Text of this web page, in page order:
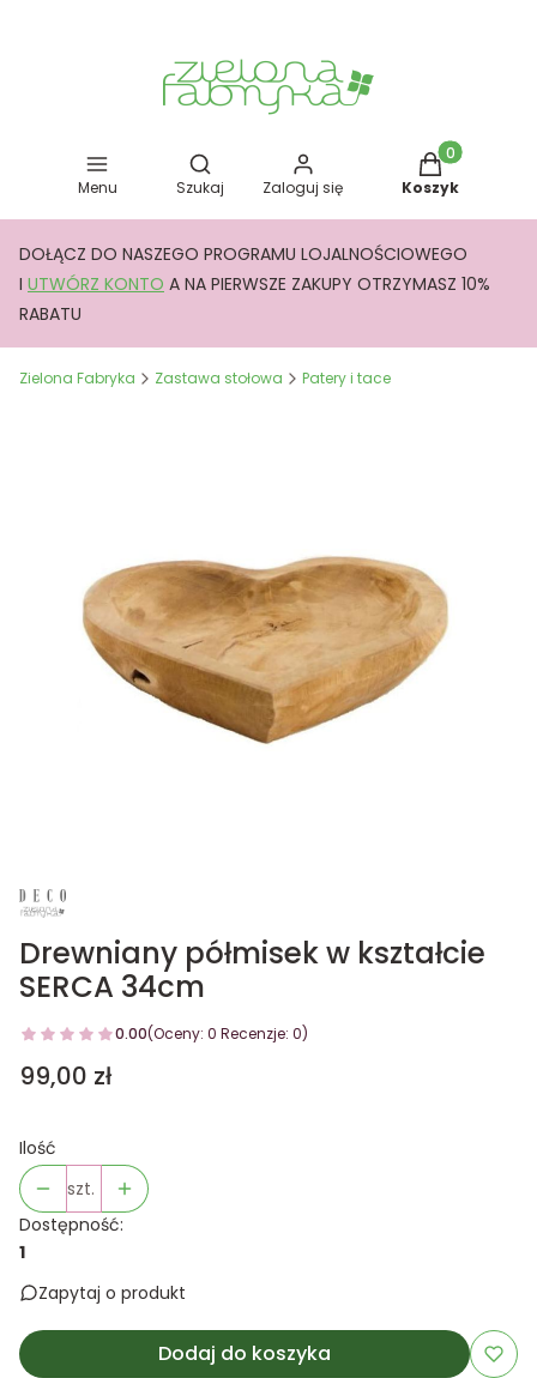
Menu
Otwórz wyszukiwarkę
Szukaj Zaloguj się
Produkty w
Koszyk
DOŁĄCZ DO NASZEGO PROGRAMU LOJALNOŚCIOWEGO
I UTWÓRZ KONTO A NA PIERWSZE ZAKUPY OTRZYMASZ 10%
RABATU
Zielona Fabryka Zastawa stołowa Patery i tace
Drewniany półmisek w kształcie
SERCA 34cm
0.00(Oceny: 0 Recenzje: 0)
Cena
99,00 zł
Ilość
szt.
Dostępność:
1
Zapytaj o produkt
Dodaj do koszyka